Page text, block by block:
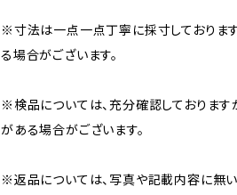
※寸法は一点一点丁寧に採寸しておりま
る場合がございます。
※検品については、充分確認しております
がある場合がございます。
※返品については、写真や記載内容に無